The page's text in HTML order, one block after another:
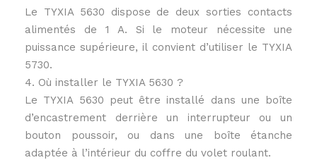
Le TYXIA 5630 dispose de deux sorties contacts
alimentés de 1 A. Si le moteur nécessite une
puissance supérieure, il convient d’utiliser le TYXIA
5730.
4. Où installer le TYXIA 5630 ?
Le TYXIA 5630 peut être installé dans une boîte
d’encastrement derrière un interrupteur ou un
bouton poussoir, ou dans une boîte étanche
adaptée à l’intérieur du coffre du volet roulant.